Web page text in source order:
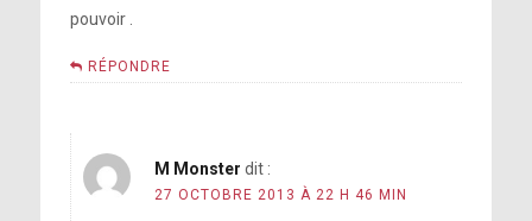
pouvoir .
RÉPONDRE
M Monster dit :
27 OCTOBRE 2013 À 22 H 46 MIN